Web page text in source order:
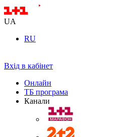
UA
RU
Вхід в кабінет
Онлайн
ТБ програма
Канали